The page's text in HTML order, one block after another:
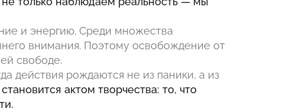
и энергию. Среди множества
внимания. Поэтому освобождение от
свободе.
действия рождаются не из паники, а из
актом творчества: то, что